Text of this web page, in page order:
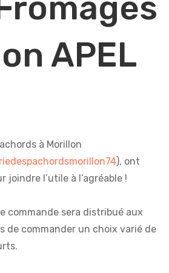
APEL
à Morillon
), ont
joindre l’utile à l’agréable !
commande sera distribué aux
commander un choix varié de